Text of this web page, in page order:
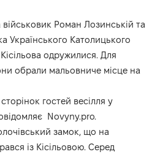
Роман Лозинській та
Українського Католицького
одружилися. Для
обрали мальовниче місце на
гостей весілля у
Novyny.pro.
замок, що на
із Кісільовою. Серед